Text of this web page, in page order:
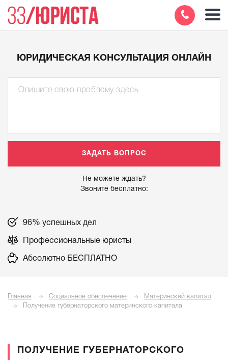
ЮРИДИЧЕСКАЯ КОНСУЛЬТАЦИЯ ОНЛАЙН
Не можете ждать?
Звоните бесплатно:
96% успешных дел
Профессиональные юристы
Абсолютно БЕСПЛАТНО
Главная Социальное обеспечение
Материнский капитал
Получение губернаторского материнского капитала
ПОЛУЧЕНИЕ ГУБЕРНАТОРСКОГО